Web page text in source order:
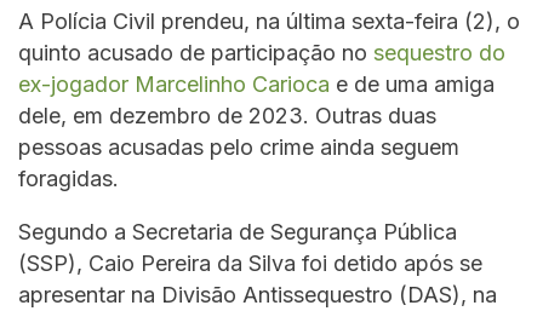
A Polícia Civil prendeu, na última sexta-feira (2), o
quinto acusado de participação no sequestro do
ex-jogador Marcelinho Carioca e de uma amiga
dele, em dezembro de 2023. Outras duas
pessoas acusadas pelo crime ainda seguem
foragidas.
Segundo a Secretaria de Segurança Pública
(SSP), Caio Pereira da Silva foi detido após se
apresentar na Divisão Antissequestro (DAS), na